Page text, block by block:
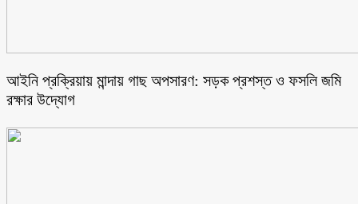
আইনি প্রক্রিয়ায় মান্দায় গাছ অপসারণ: সড়ক প্রশস্ত ও ফসলি জমি
রক্ষার উদ্যোগ